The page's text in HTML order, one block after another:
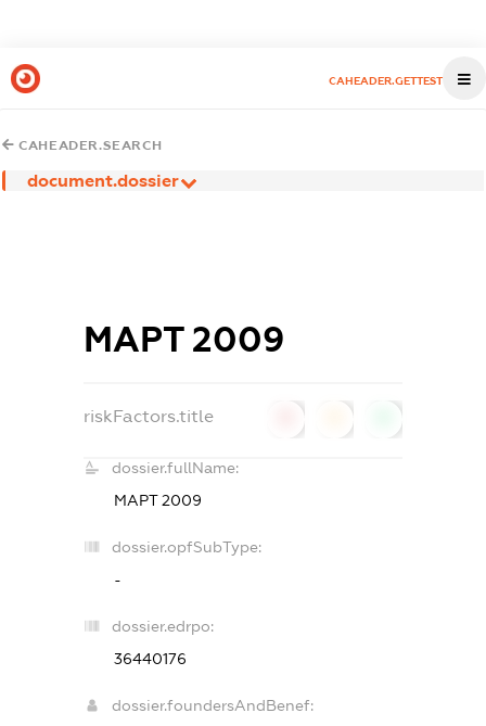
CAHEADER.GETTEST
CAHEADER.SEARCH
document.dossier
МАРТ 2009
riskFactors.title
dossier.fullName:
МАРТ 2009
dossier.opfSubType:
-
dossier.edrpo:
36440176
dossier.foundersAndBenef: